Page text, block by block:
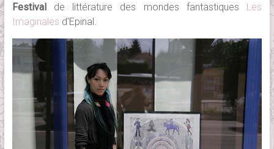
Festivalde littérature des mondes fantastiques Les
Imaginales d’Epinal.